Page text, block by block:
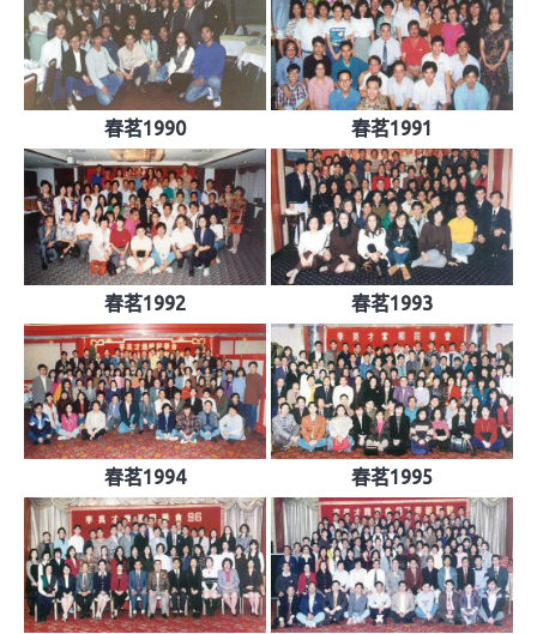
春茗1990 春茗1991
春茗1992 春茗1993
春茗1994 春茗1995